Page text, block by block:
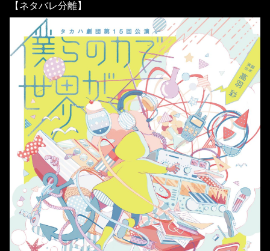
【ネタバレ分離】